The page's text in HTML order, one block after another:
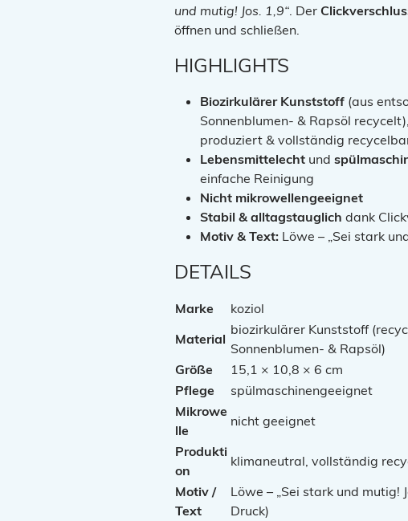
und mutig! Jos. 1,9“. Der
öffnen und schließen.
HIGHLIGHTS
Biozirkulärer Kunststoff (aus
Sonnenblumen- & Rapsöl recycelt),
produziert & vollständig
Lebensmittelecht und
einfache Reinigung
Nicht mikrowellengeeignet
Stabil & alltagstauglich dank
Motiv & Text: Löwe – „Sei stark
DETAILS
Marke
koziol
Material
biozirkulärer Kunststoff
Sonnenblumen- & Rapsöl)
Größe
15,1 × 10,8 × 6 cm
Pflege
spülmaschinengeeignet
Mikrowe
lle
nicht geeignet
Produkti
on
klimaneutral, vollständig
Motiv /
Text
Löwe – „Sei stark und mutig!
Druck)